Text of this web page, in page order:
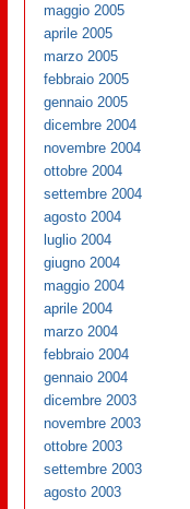
maggio 2005
aprile 2005
marzo 2005
febbraio 2005
gennaio 2005
dicembre 2004
novembre 2004
ottobre 2004
settembre 2004
agosto 2004
luglio 2004
giugno 2004
maggio 2004
aprile 2004
marzo 2004
febbraio 2004
gennaio 2004
dicembre 2003
novembre 2003
ottobre 2003
settembre 2003
agosto 2003